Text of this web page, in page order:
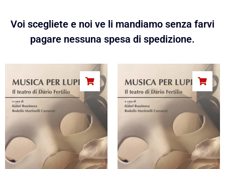
Voi scegliete e noi ve li mandiamo senza farvi
pagare nessuna spesa di spedizione.